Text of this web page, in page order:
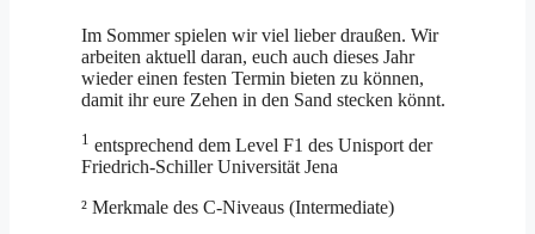
Im Sommer spielen wir viel lieber draußen. Wir
arbeiten aktuell daran, euch auch dieses Jahr
wieder einen festen Termin bieten zu können,
damit ihr eure Zehen in den Sand stecken könnt.
1 entsprechend dem Level F1 des Unisport der
Friedrich-Schiller Universität Jena
² Merkmale des C-Niveaus (Intermediate)